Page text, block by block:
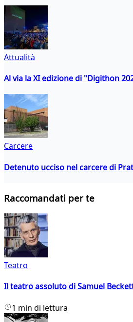
Attualità
Al via la XI edizione di "Digithon
Carcere
Detenuto ucciso nel carcere di
Raccomandati per te
Teatro
Il teatro assoluto di Samuel
1 min di lettura